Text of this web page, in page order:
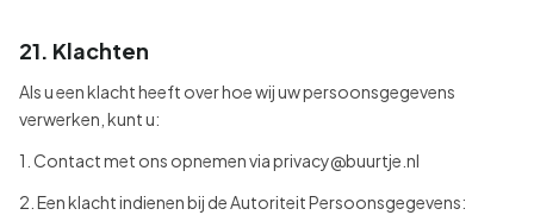
21. Klachten
Als u een klacht heeft over hoe wij uw persoonsgegevens
verwerken, kunt u:
1. Contact met ons opnemen via privacy@buurtje.nl
2. Een klacht indienen bij de Autoriteit Persoonsgegevens: